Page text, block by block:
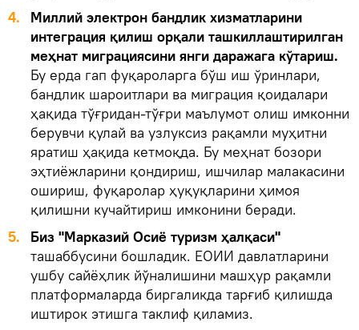
4.
Миллий электрон бандлик хизматларини
интеграция қилиш орқали ташкиллаштирилган
меҳнат миграциясини янги даражага кўтариш.
Бу ерда гап фуқароларга бўш иш ўринлари,
бандлик шароитлари ва миграция қоидалари
ҳақида тўғридан-тўғри маълумот олиш имконни
берувчи қулай ва узлуксиз рақамли муҳитни
яратиш ҳақида кетмоқда. Бу меҳнат бозори
эҳтиёжларини қондириш, ишчилар малакасини
ошириш, фуқаролар ҳуқуқларини ҳимоя
қилишни кучайтириш имконини беради.
5.
Биз "Марказий Осиё туризм ҳалқаси"
ташаббусини бошладик. ЕОИИ давлатларини
ушбу сайёҳлик йўналишини машҳур рақамли
платформаларда биргаликда тарғиб қилишда
иштирок этишга таклиф қиламиз.